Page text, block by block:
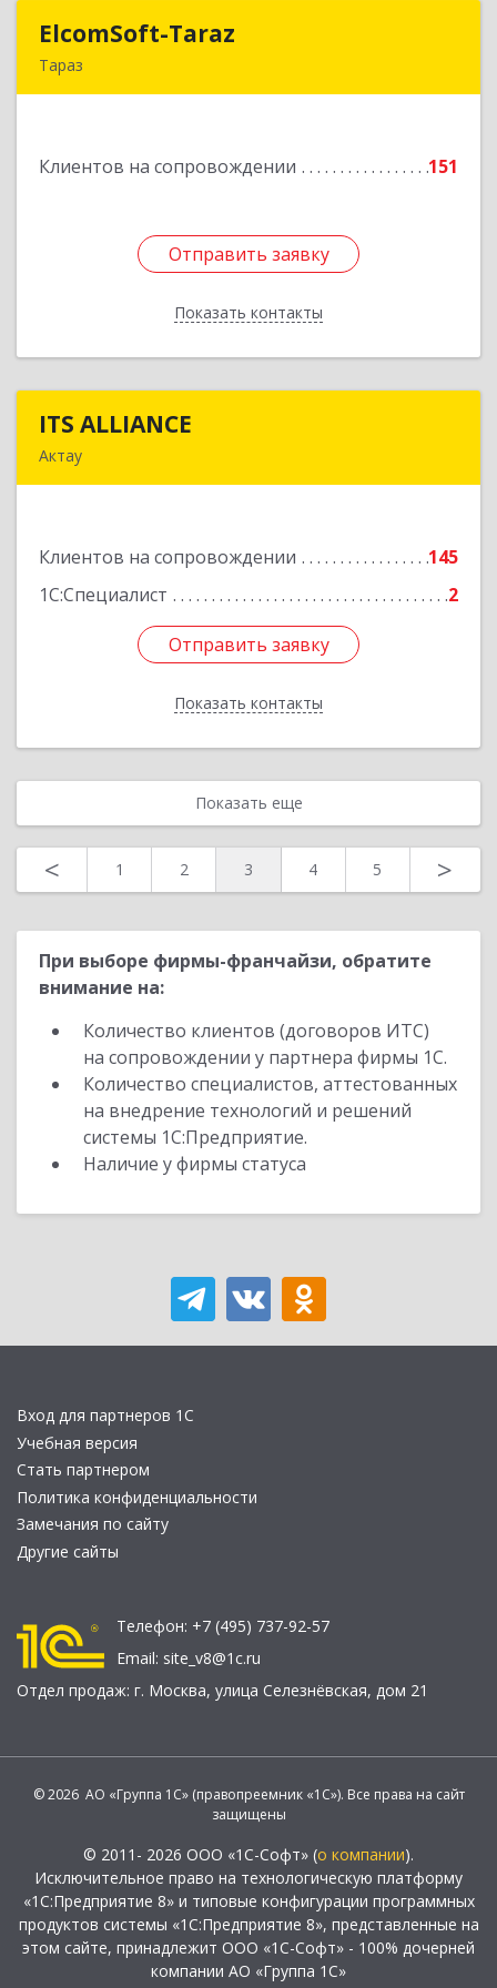
ElcomSoft-Taraz
Тараз
Клиентов на сопровождении 151
Отправить заявку
Показать контакты
Подробнее
Отправить заявку
Назад
ITS ALLIANCE
Актау
Клиентов на сопровождении
145
1С:Специалист
2
Отправить заявку
Показать контакты
Отправить заявку
Назад
Показать еще
< 1 2 3 4 5 >
При выборе фирмы-франчайзи, обратите
внимание на:
Количество клиентов (договоров ИТС)
на сопровождении у партнера фирмы 1С.
Количество специалистов, аттестованных
на внедрение технологий и решений
системы 1С:Предприятие.
Наличие у фирмы статуса
Вход для партнеров 1С
Учебная версия
Стать партнером
Политика конфиденциальности
Замечания по сайту
Другие сайты
Телефон: +7 (495) 737-92-57
Email: site_v8@1c.ru
Отдел продаж: г. Москва, улица Селезнёвская, дом 21
© 2026 АО «Группа 1С» (правопреемник «1С»). Все права на сайт
защищены
© 2011- 2026 ООО «1С-Софт» (о компании).
Исключительное право на технологическую платформу
«1С:Предприятие 8» и типовые конфигурации программных
продуктов системы «1С:Предприятие 8», представленные на
этом сайте, принадлежит ООО «1С-Софт» - 100% дочерней
компании АО «Группа 1С»